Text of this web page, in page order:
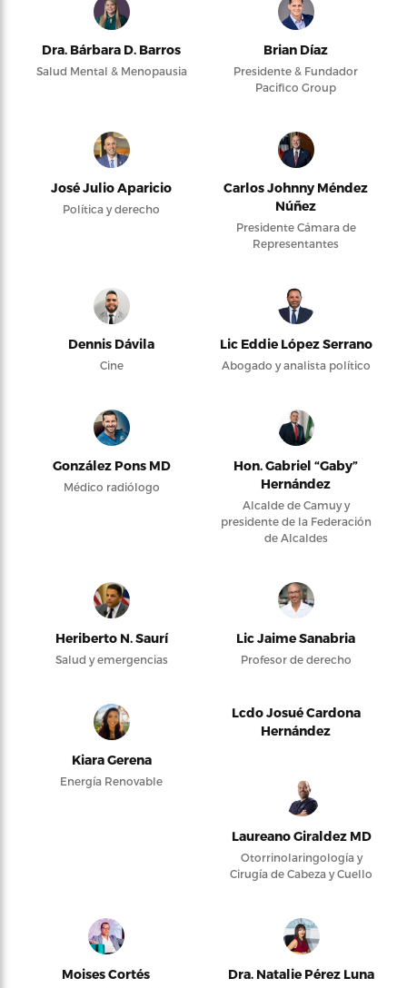
Dra. Bárbara D. Barros
Salud Mental & Menopausia
Brian Díaz
Presidente & Fundador
Pacifico Group
José Julio Aparicio
Política y derecho
Carlos Johnny Méndez
Núñez
Presidente Cámara de
Representantes
Dennis Dávila
Cine
Lic Eddie López Serrano
Abogado y analista político
González Pons MD
Médico radiólogo
Hon. Gabriel “Gaby”
Hernández
Alcalde de Camuy y
presidente de la Federación
de Alcaldes
Heriberto N. Saurí
Salud y emergencias
Lic Jaime Sanabria
Profesor de derecho
Kiara Gerena
Energía Renovable
Lcdo Josué Cardona
Hernández
Laureano Giraldez MD
Otorrinolaringología y
Cirugía de Cabeza y Cuello
Moises Cortés Dra. Natalie Pérez Luna